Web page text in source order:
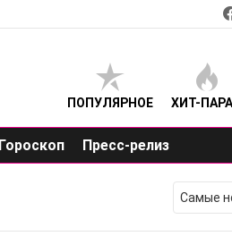
ПОПУЛЯРНОЕ ХИТ-
Гороскоп Пресс-релиз